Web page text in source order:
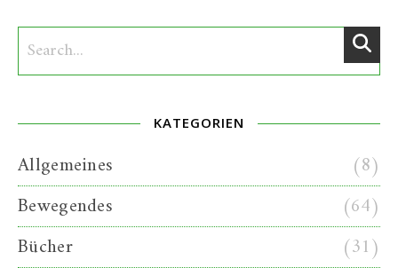
KATEGORIEN
Allgemeines
(8)
Bewegendes
(64)
Bücher
(31)